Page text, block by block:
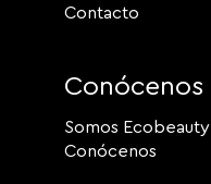
Contacto
Conócenos
Somos Ecobeauty
Conócenos